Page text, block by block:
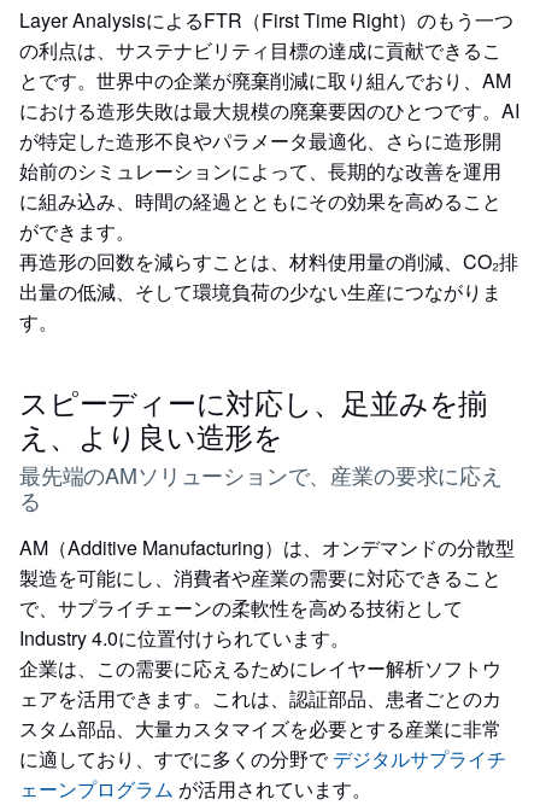
Layer AnalysisによるFTR（First Time Right）のもう一つ
の利点は、サステナビリティ目標の達成に貢献できるこ
とです。世界中の企業が廃棄削減に取り組んでおり、AM
における造形失敗は最大規模の廃棄要因のひとつです。AI
が特定した造形不良やパラメータ最適化、さらに造形開
始前のシミュレーションによって、長期的な改善を運用
に組み込み、時間の経過とともにその効果を高めること
ができます。
再造形の回数を減らすことは、材料使用量の削減、CO₂排
出量の低減、そして環境負荷の少ない生産につながりま
す。
スピーディーに対応し、足並みを揃
え、より良い造形を
最先端のAMソリューションで、産業の要求に応え
る
AM（Additive Manufacturing）は、オンデマンドの分散型
製造を可能にし、消費者や産業の需要に対応できること
で、サプライチェーンの柔軟性を高める技術として
Industry 4.0に位置付けられています。
企業は、この需要に応えるためにレイヤー解析ソフトウ
ェアを活用できます。これは、認証部品、患者ごとのカ
スタム部品、大量カスタマイズを必要とする産業に非常
に適しており、すでに多くの分野でデジタルサプライチ
ェーンプログラム が活用されています。